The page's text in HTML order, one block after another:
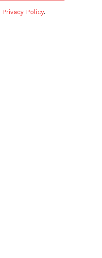
Privacy Policy.